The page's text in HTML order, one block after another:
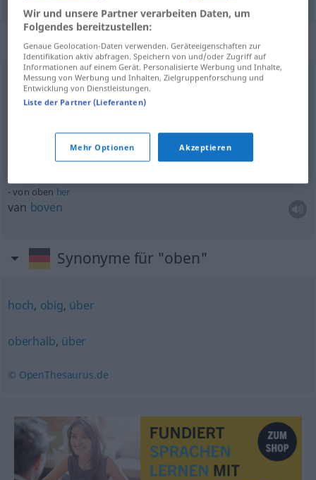
Beispielsätze für "oben"
von obenherab
uit dehoogte FIG
hierboven afgebeeld
von oben her
van boven
Synonyme für "oben"
hoch, obig, über
oberhalb, über
© OpenThesaurus.de
Wir und unsere Partner verarbeiten Daten, um
Folgendes bereitzustellen:
Genaue Geolocation-Daten verwenden. Geräteeigenschaften zur
Identifikation aktiv abfragen. Speichern von und/oder Zugriff auf
Informationen auf einem Gerät. Personalisierte Werbung und Inhalte,
Messung von Werbung und Inhalten, Zielgruppenforschung und
Entwicklung von Dienstleistungen.
Liste der Partner (Lieferanten)
Mehr Optionen Akzeptieren